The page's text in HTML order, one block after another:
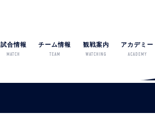
試合情報
MATCH
チーム情報
TEAM
観戦案内
WATCHING
アカデミー
ACADEMY